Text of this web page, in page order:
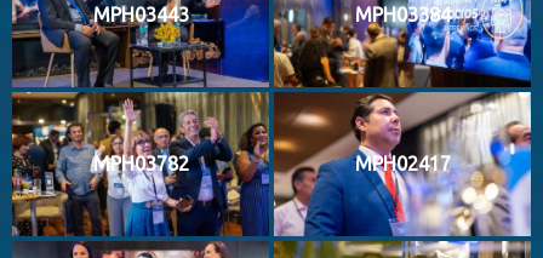
MPH03443 MPH03384
MPH03782 MPH02417